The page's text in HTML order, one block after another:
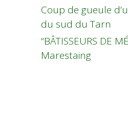
Coup de gueule
du sud du Tarn
“BÂTISSEURS DE
Marestaing